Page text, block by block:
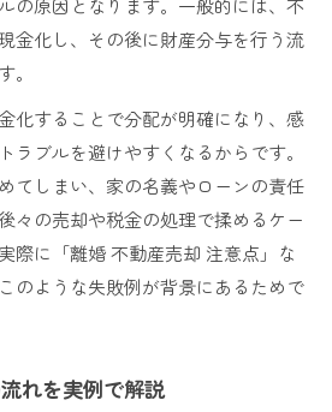
手順と離婚後の注意点を解説
売却のパターン別進め方
離婚の全体プロセスを図解で整理
けない安全な売却の進行法
売却で冷静さを保つ対処法
防ぐ家売却の進め方とは
産売却で失敗を防ぐポイント
売却を実現するための準備
の原因となります。一般的には、不
金化し、その後に財産分与を行う流
。
化することで分配が明確になり、感
ラブルを避けやすくなるからです。
てしまい、家の名義やローンの責任
々の売却や税金の処理で揉めるケー
際に「離婚 不動産売却 注意点」な
のような失敗例が背景にあるためで
れを実例で解説